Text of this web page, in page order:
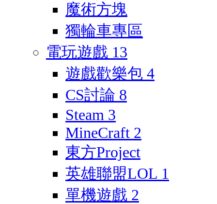
魔術方塊
獨輪車專區
電玩遊戲 13
遊戲歡樂包 4
CS討論 8
Steam 3
MineCraft 2
東方Project
英雄聯盟LOL 1
單機遊戲 2